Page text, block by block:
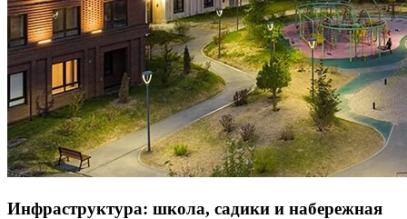
Инфраструктура: школа, садики и набережная